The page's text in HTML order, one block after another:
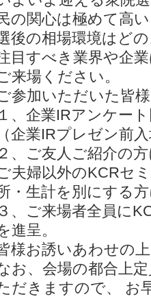
の関心は極めて高
後の相場環境はど
目すべき業界や企
来場ください。
参加いただいた皆
１、企業IRアンケー
（企業IRプレゼン前
２、ご友人ご紹介の
夫婦以外のKCRセ
・生計を別にする
３、ご来場者全員に
進呈。
様お誘いあわせの
お、会場の都合上
だきますので、 お